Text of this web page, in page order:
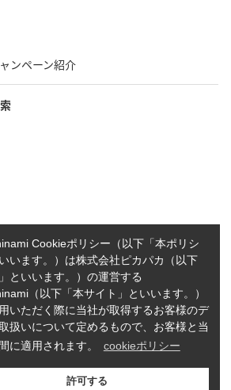
ンペーン紹介
執筆者一覧
cookieポリシーについて
運営指針
利用規約
項につい
Midashinami 見だしなみプライ
バシーポリシー
お知らせ
Cookieポリシー（以下「本ポリシ
います。）は株式会社ピカパカ（以下
」といいます。）の運営する
（以下「本サイト」といいます。）
いただく際に当社が取得するお客様のデ
扱いについて定めるもので、お客様と当
に適用されます。
cookieポリシー
許可する